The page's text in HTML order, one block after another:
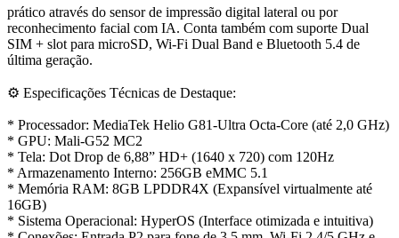
prático através do sensor de impressão digital lateral ou por
reconhecimento facial com IA. Conta também com suporte Dual
SIM + slot para microSD, Wi-Fi Dual Band e Bluetooth 5.4 de
última geração.
⚙️ Especificações Técnicas de Destaque:
* Processador: MediaTek Helio G81-Ultra Octa-Core (até 2,0 GHz)
* GPU: Mali-G52 MC2
* Tela: Dot Drop de 6,88” HD+ (1640 x 720) com 120Hz
* Armazenamento Interno: 256GB eMMC 5.1
* Memória RAM: 8GB LPDDR4X (Expansível virtualmente até
16GB)
* Sistema Operacional: HyperOS (Interface otimizada e intuitiva)